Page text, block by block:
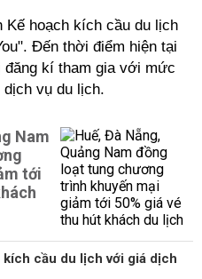
Kế hoạch kích cầu du lịch
Đến thời điểm hiện tại
đăng kí tham gia với mức
vụ du lịch.
Nam
tới
cầu du lịch với giá dịch